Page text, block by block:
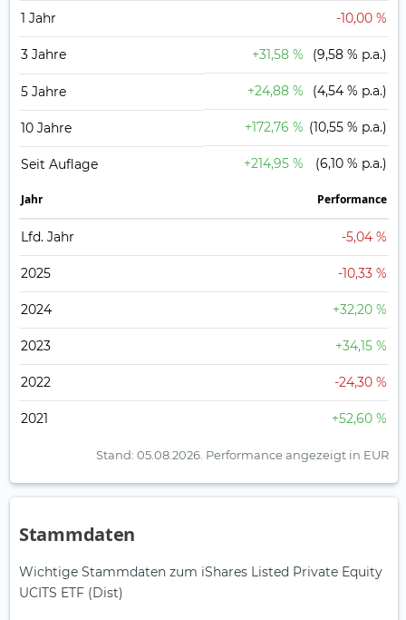
1 Jahr -10,00 %
3 Jahre +31,58 % (9,58 % p.a.)
5 Jahre +24,88 % (4,54 % p.a.)
10 Jahre +172,76 % (10,55 % p.a.)
Seit Auflage +214,95 % (6,10 % p.a.)
Jahr Perfor­mance
Lfd. Jahr -5,04 %
2025 -10,33 %
2024 +32,20 %
2023 +34,15 %
2022 -24,30 %
2021 +52,60 %
Stand: 05.08.2026. Performance angezeigt in EUR
Stammdaten
Wichtige Stammdaten zum iShares Listed Private Equity
UCITS ETF (Dist)